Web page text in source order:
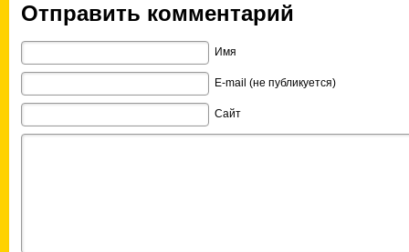
Отправить комментарий
Имя
E-mail (не публикуется)
Сайт